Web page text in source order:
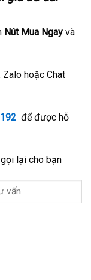
Nút Mua Ngay và
hoặc Chat
để được hỗ
lại cho bạn